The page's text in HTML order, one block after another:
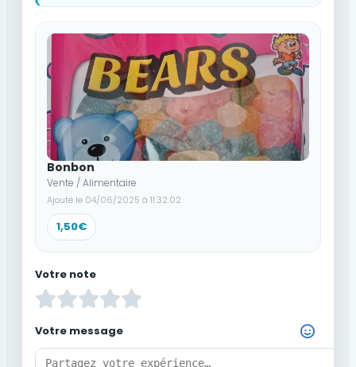
Bonbon
Vente / Alimentaire
Ajouté le 04/06/2025 à 11:32:02
1,50€
Votre note
Votre message
Choisir un Emoji